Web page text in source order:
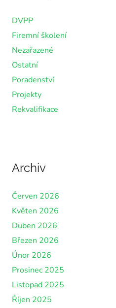
DVPP
Firemní školení
Nezařazené
Ostatní
Poradenství
Projekty
Rekvalifikace
Archiv
Červen 2026
Květen 2026
Duben 2026
Březen 2026
Únor 2026
Prosinec 2025
Listopad 2025
Říjen 2025